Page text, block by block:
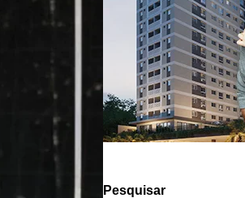
Pesquisar